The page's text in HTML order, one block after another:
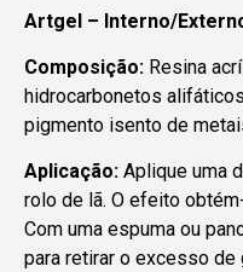
Artgel – Interno/
Composição: Resina
hidrocarbonetos
pigmento isento de
Aplicação: Aplique uma
rolo de lã. O efeito
Com uma espuma ou
para retirar o excesso de